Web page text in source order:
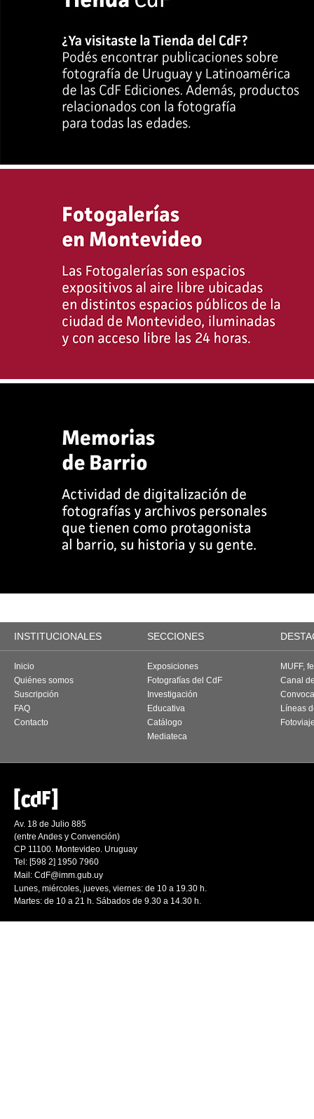
INSTITUCIONALES SECCIONES
Inicio
Quiénes somos
Suscripción
FAQ
Contacto
Exposiciones
Fotografías del CdF
Investigación
Educativa
Catálogo
Mediateca
MUFF,
Canal
Líneas
Av. 18 de Julio 885
(entre Andes y Convención)
CP 11100. Montevideo. Uruguay
Tel: [598 2] 1950 7960
Mail: CdF@imm.gub.uy
Lunes, miércoles, jueves, viernes: de 10 a 19.30 h.
Martes: de 10 a 21 h. Sábados de 9.30 a 14.30 h.